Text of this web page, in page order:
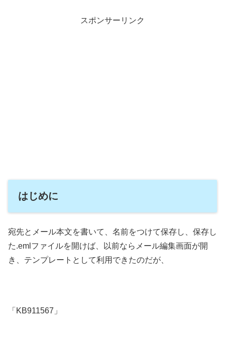
スポンサーリンク
はじめに
宛先とメール本文を書いて、名前をつけて保存し、保存し
た.emlファイルを開けば、以前ならメール編集画面が開
き、テンプレートとして利用できたのだが、
「KB911567」